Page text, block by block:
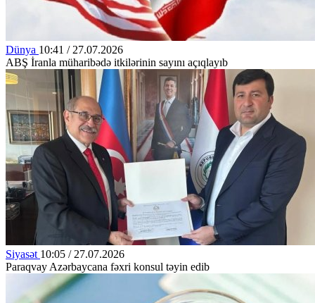
Dünya 10:41 / 27.07.2026
ABŞ İranla müharibədə itkilərinin sayını açıqlayıb
Siyasət 10:05 / 27.07.2026
Paraqvay Azərbaycana fəxri konsul təyin edib